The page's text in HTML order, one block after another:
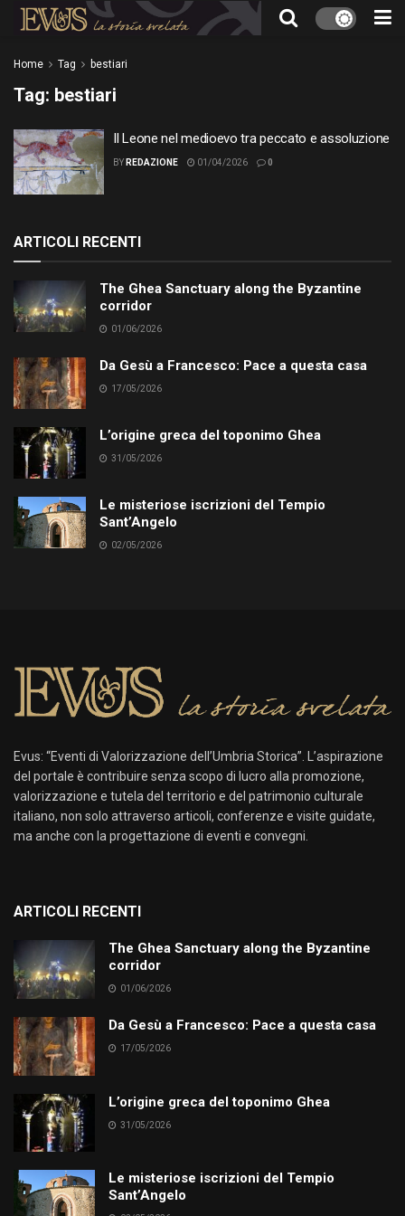
Home Tag bestiari
Tag: bestiari
Il Leone nel medioevo tra peccato e assoluzione
BY REDAZIONE 01/04/2026 0
ARTICOLI RECENTI
The Ghea Sanctuary along the Byzantine
corridor
01/06/2026
Da Gesù a Francesco: Pace a questa casa
17/05/2026
L’origine greca del toponimo Ghea
31/05/2026
Le misteriose iscrizioni del Tempio
Sant’Angelo
02/05/2026
Evus: “Eventi di Valorizzazione dell’Umbria Storica”. L’aspirazione
del portale è contribuire senza scopo di lucro alla promozione,
valorizzazione e tutela del territorio e del patrimonio culturale
italiano, non solo attraverso articoli, conferenze e visite guidate,
ma anche con la progettazione di eventi e convegni.
ARTICOLI RECENTI
The Ghea Sanctuary along the Byzantine
corridor
01/06/2026
Da Gesù a Francesco: Pace a questa casa
17/05/2026
L’origine greca del toponimo Ghea
31/05/2026
Le misteriose iscrizioni del Tempio
Sant’Angelo